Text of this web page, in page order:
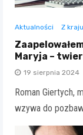
Aktualności Z kraju
Maryja –
19 sierpnia 2024
Roman Giertych,
wzywa do